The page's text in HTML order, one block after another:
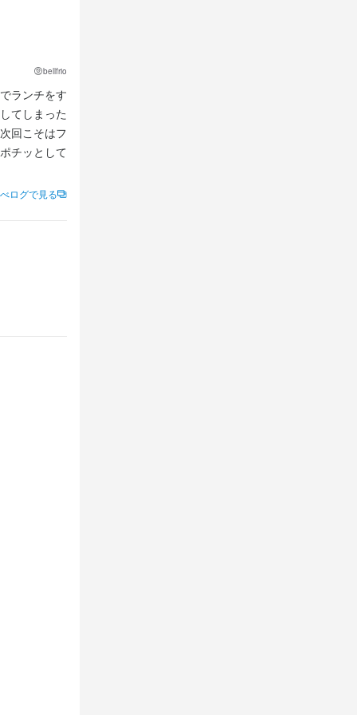
bellfrio
ランチをす
てしまった
回こそはフ
チッとして
ログで見る